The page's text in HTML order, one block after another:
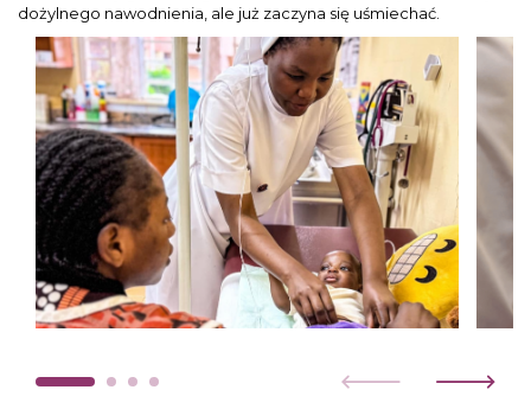
dożylnego nawodnienia, ale już zaczyna się uśmiechać.